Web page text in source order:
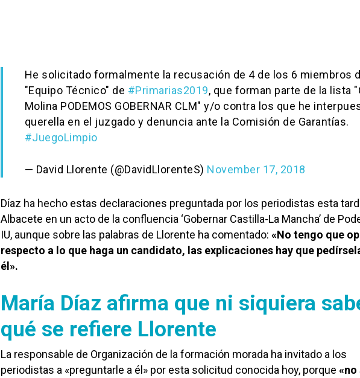
He solicitado formalmente la recusación de 4 de los 6 miembros
"Equipo Técnico" de #Primarias2019, que forman parte de la lista
Molina PODEMOS GOBERNAR CLM" y/o contra los que he
querella en el juzgado y denuncia ante la Comisión de Garantías.
#JuegoLimpio
— David Llorente (@DavidLlorenteS) November 17, 2018
Díaz ha hecho estas declaraciones preguntada por los periodistas esta
Albacete en un acto de la confluencia ‘Gobernar Castilla-La Mancha’ de
IU, aunque sobre las palabras de Llorente ha comentado: «No tengo que
respecto a lo que haga un candidato, las explicaciones hay que
él».
María Díaz afirma que ni siquiera
qué se refiere Llorente
La responsable de Organización de la formación morada ha invitado a los
periodistas a «preguntarle a él» por esta solicitud conocida hoy, porque «no